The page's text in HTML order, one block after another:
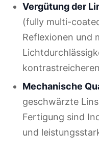
Vergütung der
(fully multi-
Reflexionen und
Mechanische
geschwärzte
Fertigung sind
und